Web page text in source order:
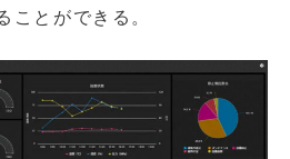
ことができる。